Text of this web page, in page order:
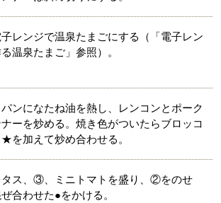
レンジで温泉たまごにする（「電子レン
温泉たまご」参照）。
ンになたね油を熱し、レンコンとポーク
ーを炒める。焼き色がついたらブロッコ
★を加えて炒め合わせる。
タス、③、ミニトマトを盛り、②をのせ
合わせた●をかける。